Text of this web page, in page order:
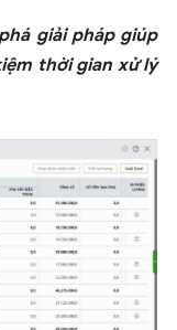
giải pháp giúp
thời gian xử lý